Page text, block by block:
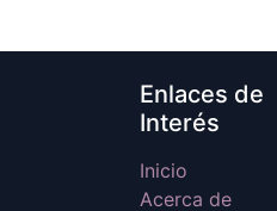
Enlaces de
Interés
Inicio
Acerca de